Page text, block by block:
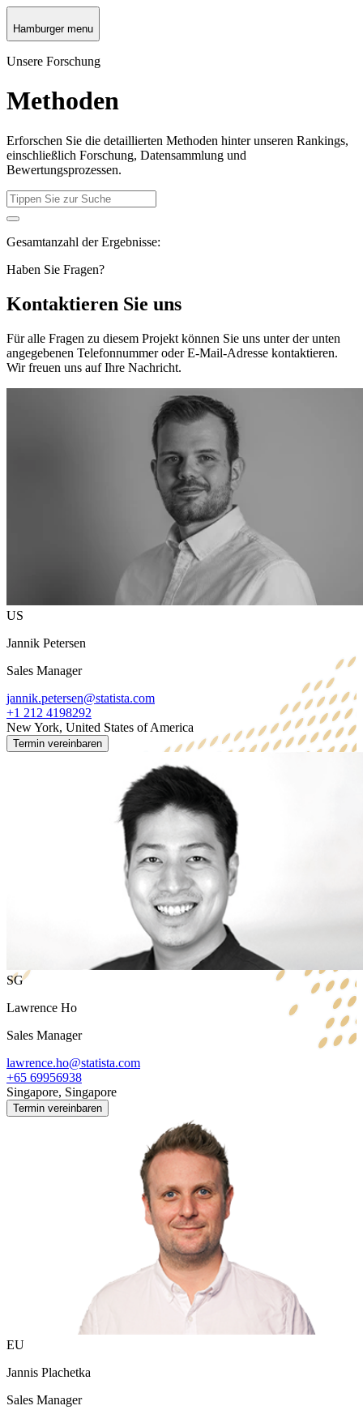
Hamburger menu
Unsere Forschung
Methoden
Erforschen Sie die detaillierten Methoden hinter unseren Rankings,
einschließlich Forschung, Datensammlung und
Bewertungsprozessen.
Gesamtanzahl der Ergebnisse:
Haben Sie Fragen?
Kontaktieren Sie uns
Für alle Fragen zu diesem Projekt können Sie uns unter der unten
angegebenen Telefonnummer oder E-Mail-Adresse kontaktieren.
Wir freuen uns auf Ihre Nachricht.
US
Jannik Petersen
Sales Manager
jannik.petersen@statista.com
+1 212 4198292
New York, United States of America
Termin vereinbaren
SG
Lawrence Ho
Sales Manager
lawrence.ho@statista.com
+65 69956938
Singapore, Singapore
Termin vereinbaren
EU
Jannis Plachetka
Sales Manager